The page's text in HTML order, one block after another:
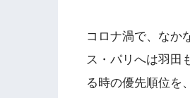
コロナ渦で、なか
ス・パリへは羽田
る時の優先順位を